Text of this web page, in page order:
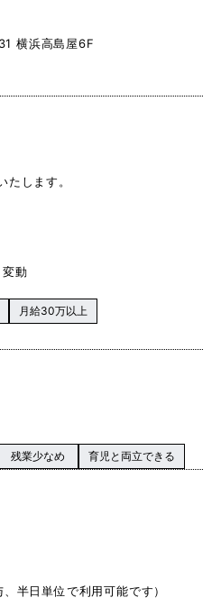
横浜高島屋6F
たします。
変動
月給30万以上
残業少なめ 育児と両立できる
半日単位で利用可能です）